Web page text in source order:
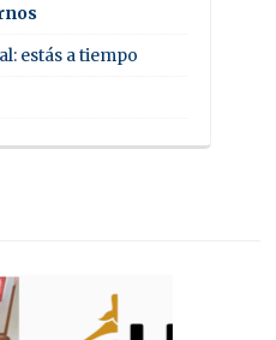
estás a tiempo